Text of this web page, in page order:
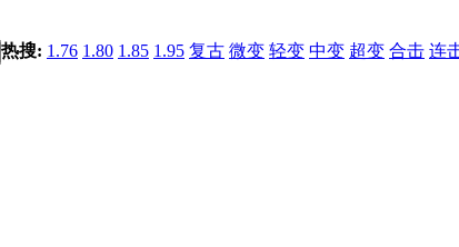
热搜: 1.76 1.80 1.85 1.95 复古 微变 轻变 中变 超变 合击 连